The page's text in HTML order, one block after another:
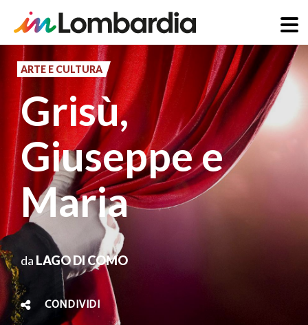
Salta
contenuto
principale
ARTE E CULTURA
Grisù,
Giuseppe e
Maria
da LAGO DI COMO
CONDIVIDI